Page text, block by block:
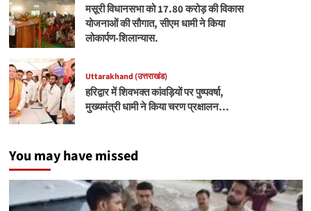
मसूरी विधानसभा को 17.80 करोड़ की विकास
योजनाओं की सौगात, सीएम धामी ने किया
लोकार्पण-शिलान्यास.
Uttarakhand (उत्तराखंड)
हरिद्वार में शिवभक्त कांवड़ियों पर पुष्पवर्षा,
मुख्यमंत्री धामी ने किया चरण प्रक्षालन…
You may have missed